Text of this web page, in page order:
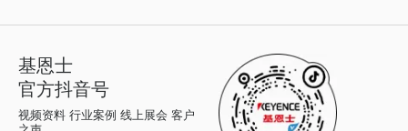
基恩士
官方抖音号
视频资料 行业案例 线上展会 客户